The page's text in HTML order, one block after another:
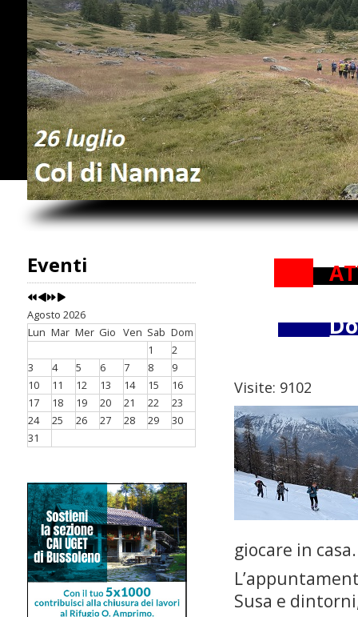
Eventi
Agosto 2026
Lun Mar Mer Gio Ven Sab Dom
1
2
3
4 5 6 7 8
9
10
11 12 13 14 15
16
17
18 19 20 21 22
23
24
25 26 27 28 29
30
31
Visite: 9102
giocare in casa.
Susa e